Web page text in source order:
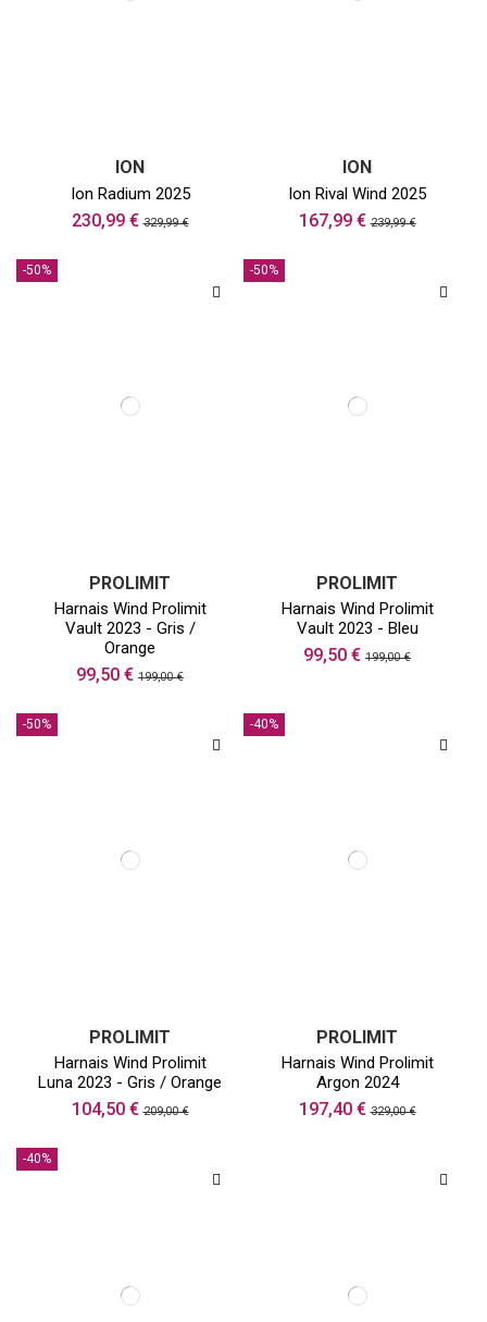
ION
Ion Radium 2025
230,99 €329,99 €
ION
Ion Rival Wind 2025
167,99 €239,99 €
-50%
PROLIMIT
Harnais Wind Prolimit
Vault 2023 - Gris /
Orange
99,50 € 199,00 €
-50%
PROLIMIT
Harnais Wind Prolimit
Vault 2023 - Bleu
99,50 € 199,00 €
-50%
PROLIMIT
Harnais Wind Prolimit
Luna 2023 - Gris / Orange
104,50 €209,00 €
-40%
PROLIMIT
Harnais Wind Prolimit
Argon 2024
197,40 €329,00 €
-40%